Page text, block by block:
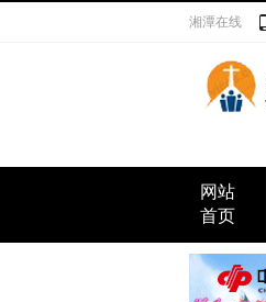
湘潭在线
网站
首页